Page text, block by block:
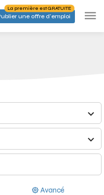
une offre d'emploi
La première est GRATUITE
Avancé